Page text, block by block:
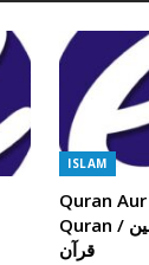
ISLAM
Quran
Quran / قرآن اور حاملین
قرآن